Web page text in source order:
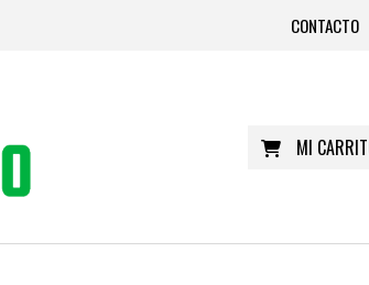
CONTACTO
MI